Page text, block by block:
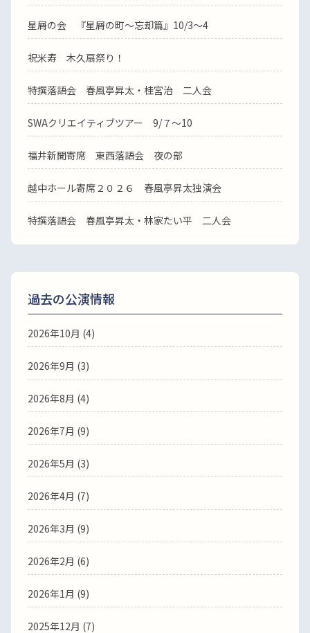
星屑の会 『星屑の町～忘却篇』10/3～4
祝米寿 木久扇祭り！
特撰落語会 春風亭昇太・桂宮治 二人会
SWAクリエイティブツアー 9/７～10
福井新聞寄席 東西落語会 夜の部
越中ホール寄席２０２６ 春風亭昇太独演会
特撰落語会 春風亭昇太・林家たい平 二人会
過去の公演情報
2026年10月 (4)
2026年9月 (3)
2026年8月 (4)
2026年7月 (9)
2026年5月 (3)
2026年4月 (7)
2026年3月 (9)
2026年2月 (6)
2026年1月 (9)
2025年12月 (7)